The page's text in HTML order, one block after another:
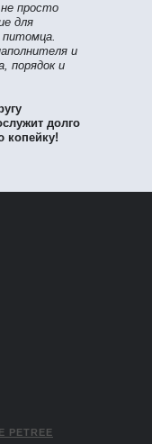
просто
для
и
порядок и
долго
копейку!